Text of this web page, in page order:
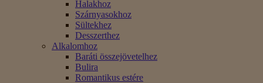
Halakhoz
Szárnyasokhoz
Sültekhez
Desszerthez
Alkalomhoz
Baráti összejövetelhez
Bulira
Romantikus estére